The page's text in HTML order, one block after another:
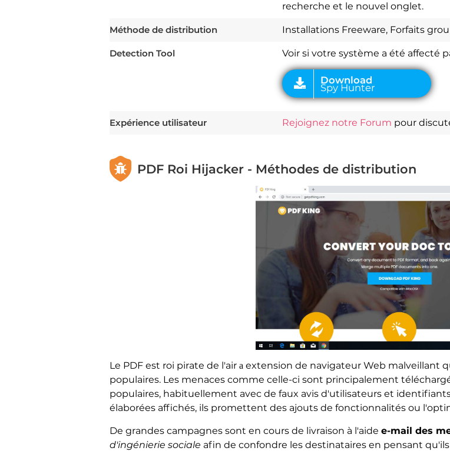
recherche et le nouvel onglet.
Méthode de distribution Installations Freeware, Forfaits
Detection Tool Voir si votre système a été affecté
Expérience utilisateur Rejoignez notre Forum pour
PDF Roi Hijacker - Méthodes de distribution
Le PDF est roi pirate de l'air а extension de navigateur Web malveillant
populaires. Les menaces comme celle-ci sont principalement
populaires, habituellement avec de faux avis d'utilisateurs et
élaborées affichés, ils promettent des ajouts de fonctionnalités ou
De grandes campagnes sont en cours de livraison à l'aide e-mail des
d'ingénierie sociale afin de confondre les destinataires en pensant